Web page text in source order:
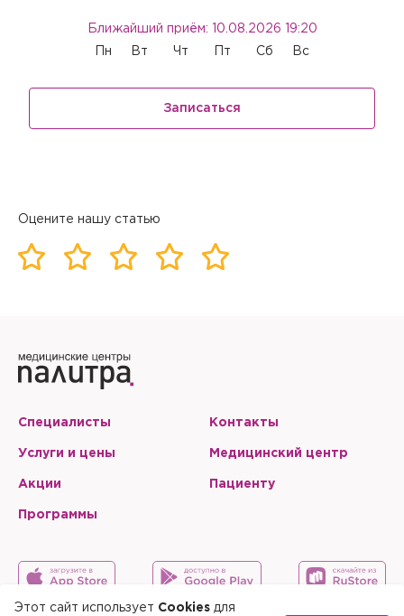
Ближайший приём: 10.08.2026 19:20
Пн Вт Чт Пт Сб Вс
Записаться
Оцените нашу статью
Этот сайт использует Cookies для
Специалисты
Услуги и цены
Акции
Программы
Контакты
Медицинский центр
Пациенту